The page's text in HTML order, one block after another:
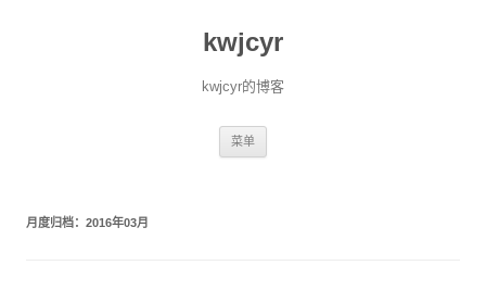
kwjcyr
kwjcyr的博客
菜单
月度归档： 2016年03月